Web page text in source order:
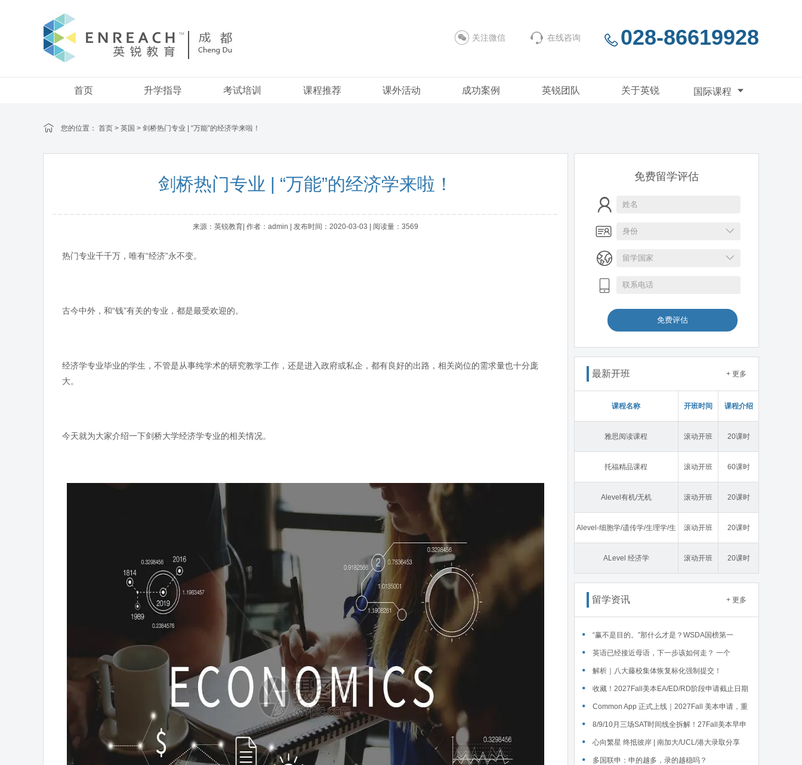
028-86619928
在线咨询
关注微信
首页 升学指导 考试培训 课程推荐 课外活动 成功案例 英锐团队 关于英锐 国际课程
您的位置： 首页 > 英国 > 剑桥热门专业 | “万能”的经济学来啦！
剑桥热门专业 | “万能”的经济学来啦！
来源：英锐教育| 作者：admin | 发布时间：2020-03-03 | 阅读量：3569
热门专业千千万，唯有“经济”永不变。
古今中外，和“钱”有关的专业，都是最受欢迎的。
经济学专业毕业的学生，不管是从事纯学术的研究教学工作，还是进入政府或私企，都有良好的出路，相关岗位的需求量也十分庞
大。
今天就为大家介绍一下剑桥大学经济学专业的相关情况。
免费留学评估
免费评估
最新开班 + 更多
课程名称 开班时间 课程介绍
雅思阅读课程 滚动开班 20课时
托福精品课程 滚动开班 60课时
Alevel有机/无机 滚动开班 20课时
Alevel-细胞学/遗传学/生理学/生
态学
滚动开班 20课时
ALevel 经济学 滚动开班 20课时
留学资讯 + 更多
“赢不是目的。”那什么才是？WSDA国榜第一
Serena给出她的回答
英语已经接近母语，下一步该如何走？ 一个
WSDA冠军少年的成长答案
解析｜八大藤校集体恢复标化强制提交！
收藏！2027Fall美本EA/ED/RD阶段申请截止日期
汇总！
Common App 正式上线｜2027Fall 美本申请，重
磅变化务必知晓（附申请截止日期汇总）
‌8/9/10月三场SAT时间线全拆解！27Fall美本早申
时间线盘点～
心向繁星 终抵彼岸 | 南加大/UCL/港大录取分享
多国联申：申的越多，录的越稳吗？